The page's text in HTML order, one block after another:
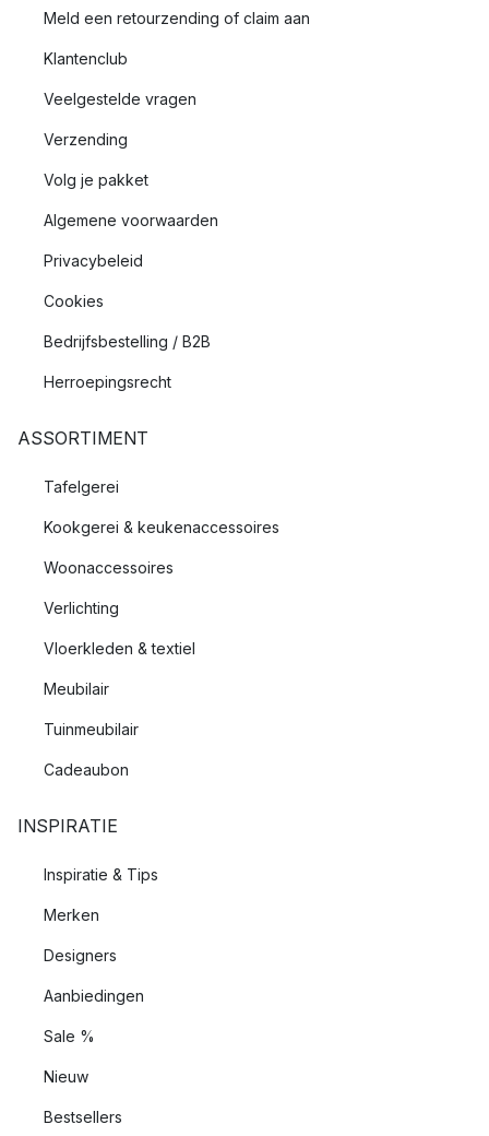
Meld een retourzending of claim aan
Klantenclub
Veelgestelde vragen
Verzending
Volg je pakket
Algemene voorwaarden
Privacybeleid
Cookies
Bedrijfsbestelling / B2B
Herroepingsrecht
ASSORTIMENT
Tafelgerei
Kookgerei & keukenaccessoires
Woonaccessoires
Verlichting
Vloerkleden & textiel
Meubilair
Tuinmeubilair
Cadeaubon
INSPIRATIE
Inspiratie & Tips
Merken
Designers
Aanbiedingen
Sale %
Nieuw
Bestsellers